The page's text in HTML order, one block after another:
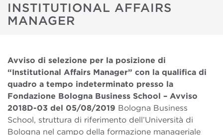
INSTITUTIONAL AFFAIRS
MANAGER
Avviso di selezione per la posizione di
“Institutional Affairs Manager” con la qualifica di
quadro a tempo indeterminato presso la
Fondazione Bologna Business School – Avviso
2018D-03 del 05/08/2019 Bologna Business
School, struttura di riferimento dell’Università di
Bologna nel campo della formazione manageriale